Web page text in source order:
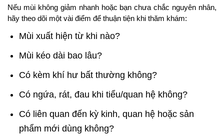
Nếu mùi không giảm nhanh hoặc bạn chưa chắc nguyên nhân,
hãy theo dõi một vài điểm để thuận tiện khi thăm khám:
Mùi xuất hiện từ khi nào?
Mùi kéo dài bao lâu?
Có kèm khí hư bất thường không?
Có ngứa, rát, đau khi tiểu/quan hệ không?
Có liên quan đến kỳ kinh, quan hệ hoặc sản
phẩm mới dùng không?